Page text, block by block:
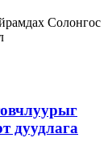
Солонгос
дуудлага